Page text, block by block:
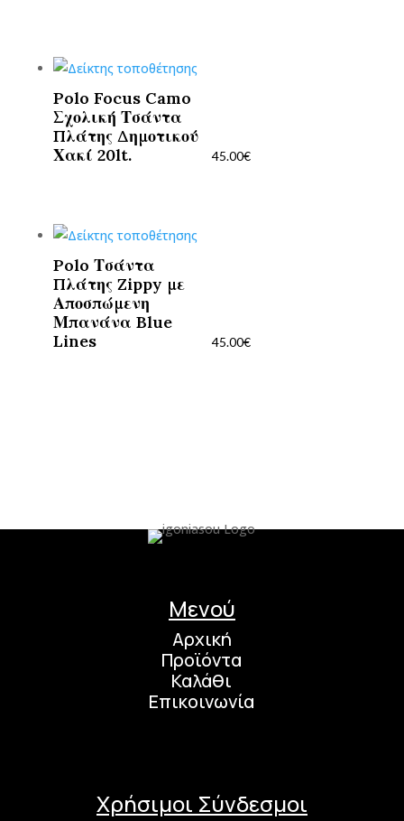
Polo Focus Camo
Σχολική Τσάντα
Πλάτης Δημοτικού
Χακί 20lt.
45.00€
Polo Τσάντα
Πλάτης Zippy με
Αποσπώμενη
Μπανάνα Blue
Lines
45.00€
Μενού
Αρχική
Προϊόντα
Καλάθι
Επικοινωνία
Χρήσιμοι Σύνδεσμοι